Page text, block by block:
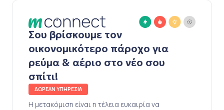
Σου βρίσκουμε τον
οικονομικότερο πάροχο για
ρεύμα & αέριο στο νέο σου
σπίτι!
ΔΩΡΕΑΝ ΥΠΗΡΕΣΙΑ
Η μετακόμιση είναι η τέλεια ευκαιρία να